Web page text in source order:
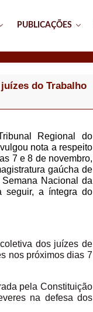
PUBLICAÇÕES
do Trabalho
Regional do
nota a respeito
7 e 8 de novembro,
gaúcha de
Nacional da
seguir, a íntegra do
dos juízes de
nos próximos dias 7
pela Constituição
na defesa dos